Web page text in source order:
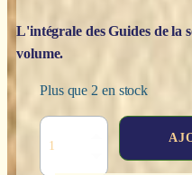
L'intégrale desGuides de la
volume.
Plus que 2 en stock